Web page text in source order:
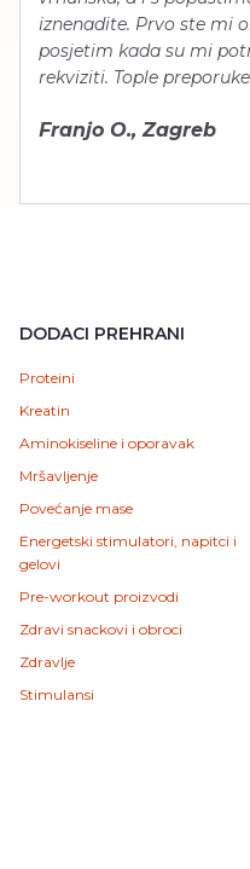
iznenadite. Prvo ste mi
posjetim kada su mi
rekviziti. Tople
Franjo O., Zagreb
DODACI PREHRANI
Proteini
Kreatin
Aminokiseline i oporavak
Mršavljenje
Povećanje mase
Energetski stimulatori, napitci i
gelovi
Pre-workout proizvodi
Zdravi snackovi i obroci
Zdravlje
Stimulansi